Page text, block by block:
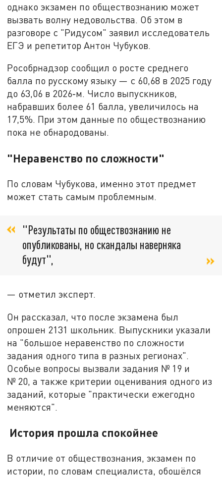
однако экзамен по обществознанию может
вызвать волну недовольства. Об этом в
разговоре с "Ридусом" заявил исследователь
ЕГЭ и репетитор Антон Чубуков.
Рособрнадзор сообщил о росте среднего
балла по русскому языку — с 60,68 в 2025 году
до 63,06 в 2026‑м. Число выпускников,
набравших более 61 балла, увеличилось на
17,5%. При этом данные по обществознанию
пока не обнародованы.
"Неравенство по сложности"
По словам Чубукова, именно этот предмет
может стать самым проблемным.
"Результаты по обществознанию не
опубликованы, но скандалы наверняка
будут",
— отметил эксперт.
Он рассказал, что после экзамена был
опрошен 2131 школьник. Выпускники указали
на "большое неравенство по сложности
задания одного типа в разных регионах".
Особые вопросы вызвали задания № 19 и
№ 20, а также критерии оценивания одного из
заданий, которые "практически ежегодно
меняются".
История прошла спокойнее
В отличие от обществознания, экзамен по
истории, по словам специалиста, обошёлся